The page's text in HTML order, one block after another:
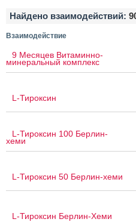
Найдено взаимодействий:
Взаимодействие
9 Месяцев Витаминно-
минеральный комплекс
L-Тироксин
L-Тироксин 100 Берлин-
хеми
L-Тироксин 50 Берлин-хеми
L-Тироксин Берлин-Хеми